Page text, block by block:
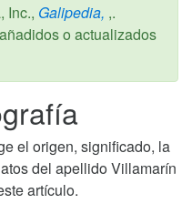
Inc., Galipedia, ,.
o actualizados
el origen, significado, la
del apellido Villamarín
artículo.